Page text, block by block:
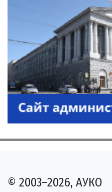
© 2003–2026, АУКО